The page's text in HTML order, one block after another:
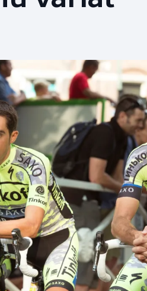
Moderní
Olympijské hry
Parasport
Plavání
Plážový